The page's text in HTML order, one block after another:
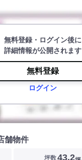
無料登録・ログイン後に
詳細情報が公開されます
無料登録
ログイン
舗物件
坪数43.2